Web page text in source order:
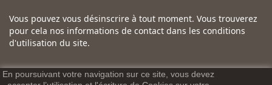
En poursuivant votre navigation sur ce site, vous devez
Vous pouvez vous désinscrire à tout moment. Vous trouverez
pour cela nos informations de contact dans les conditions
d'utilisation du site.